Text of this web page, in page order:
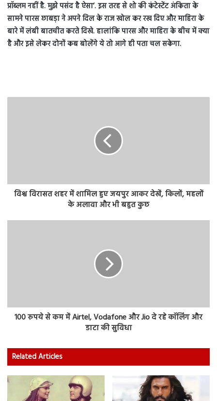
प्रॉब्लम नहीं है. मुझे पसंद है ऐसा’. इस तरह से शो की कंटेस्टेंट अंकिता के
सामने पारस छाबड़ा ने अपने दिल के राज खोल कर रख दिए और माहिरा के
बारे में लंबी बातचीत करते दिखे. हालांकि पारस और माहिरा के बीच में क्या
है और इसे लेकर दोनों कब बोलेंगे ये तो आगे ही पता चल सकेगा.
विश्व विरासत शहर में शामिल हुए जयपुर आकर देखें, किलों, महलों
के अलावा और भी बहुत कुछ
100 रुपये से कम में Airtel, Vodafone और Jio दे रहे कॉलिंग और
डाटा की सुविधा
Related Articles